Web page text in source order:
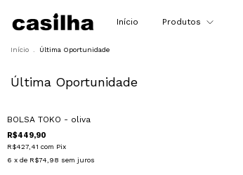
Início Produtos
Início Última Oportunidade
Última Oportunidade
BOLSA TOKO - oliva
R$449,90
R$427,41 com Pix
6 x de R$74,98 sem juros